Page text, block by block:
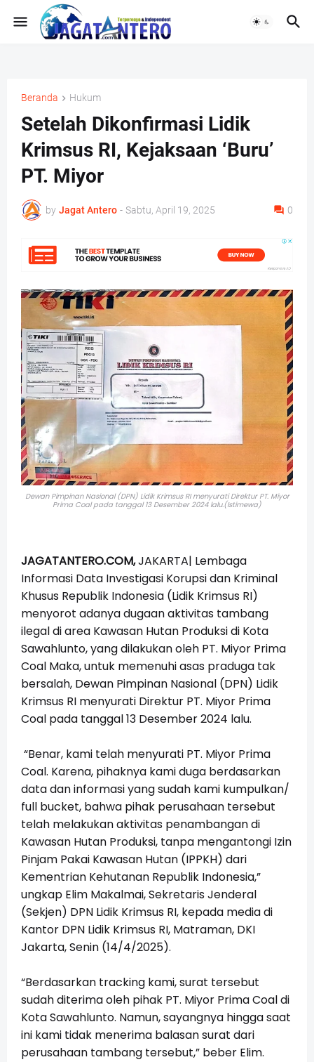
Beranda Hukum
Setelah Dikonfirmasi Lidik
Krimsus RI, Kejaksaan ‘Buru’
PT. Miyor
by Jagat Antero - Sabtu, April 19, 2025 0
Dewan Pimpinan Nasional (DPN) Lidik Krimsus RI menyurati Direktur PT. Miyor
Prima Coal pada tanggal 13 Desember 2024 lalu.(Istimewa)
JAGATANTERO.COM,JAKARTA| Lembaga
Informasi Data Investigasi Korupsi dan Kriminal
Khusus Republik Indonesia (Lidik Krimsus RI)
menyorot adanya dugaan aktivitas tambang
ilegal di area Kawasan Hutan Produksi di Kota
Sawahlunto, yang dilakukan oleh PT. Miyor Prima
Coal Maka, untuk memenuhi asas praduga tak
bersalah, Dewan Pimpinan Nasional (DPN) Lidik
Krimsus RI menyurati Direktur PT. Miyor Prima
Coal pada tanggal 13 Desember 2024 lalu.
“Benar, kami telah menyurati PT. Miyor Prima
Coal. Karena, pihaknya kami duga berdasarkan
data dan informasi yang sudah kami kumpulkan/
full bucket, bahwa pihak perusahaan tersebut
telah melakukan aktivitas penambangan di
Kawasan Hutan Produksi, tanpa mengantongi Izin
Pinjam Pakai Kawasan Hutan (IPPKH) dari
Kementrian Kehutanan Republik Indonesia,”
ungkap Elim Makalmai, Sekretaris Jenderal
(Sekjen) DPN Lidik Krimsus RI, kepada media di
Kantor DPN Lidik Krimsus RI, Matraman, DKI
Jakarta, Senin (14/4/2025).
“Berdasarkan tracking kami, surat tersebut
sudah diterima oleh pihak PT. Miyor Prima Coal di
Kota Sawahlunto. Namun, sayangnya hingga saat
ini kami tidak menerima balasan surat dari
perusahaan tambang tersebut,” beber Elim.